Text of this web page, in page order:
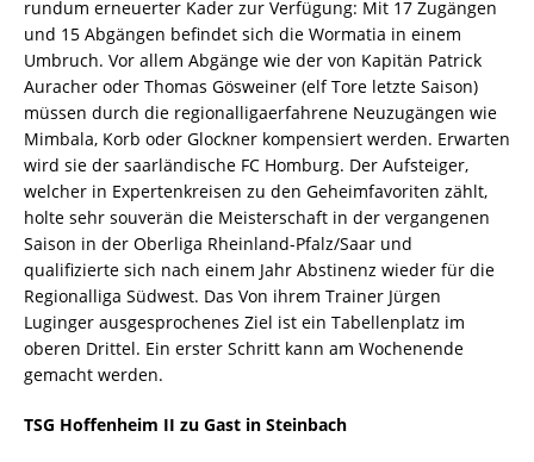
rundum erneuerter Kader zur Verfügung: Mit 17 Zugängen
und 15 Abgängen befindet sich die Wormatia in einem
Umbruch. Vor allem Abgänge wie der von Kapitän Patrick
Auracher oder Thomas Gösweiner (elf Tore letzte Saison)
müssen durch die regionalligaerfahrene Neuzugängen wie
Mimbala, Korb oder Glockner kompensiert werden. Erwarten
wird sie der saarländische FC Homburg. Der Aufsteiger,
welcher in Expertenkreisen zu den Geheimfavoriten zählt,
holte sehr souverän die Meisterschaft in der vergangenen
Saison in der Oberliga Rheinland-Pfalz/Saar und
qualifizierte sich nach einem Jahr Abstinenz wieder für die
Regionalliga Südwest. Das Von ihrem Trainer Jürgen
Luginger ausgesprochenes Ziel ist ein Tabellenplatz im
oberen Drittel. Ein erster Schritt kann am Wochenende
gemacht werden.
TSG Hoffenheim II zu Gast in Steinbach